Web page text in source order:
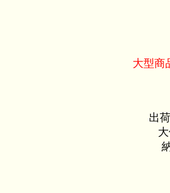
大型商
出荷